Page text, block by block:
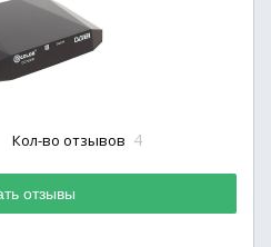
Кол-во отзывов 4
отзывы